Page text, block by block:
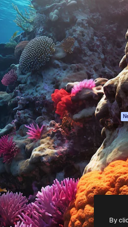
um deine beste
Mehr als 1 Million
Kreativen, Unternehmen,
Studios.
Spaces
KI-
KI-
KI-
KI-
Stock-
MCP für
Claude/
Agenten
API
Mobile
Alle
2026 Freepik Company S.L.U.Alle Rechte
By